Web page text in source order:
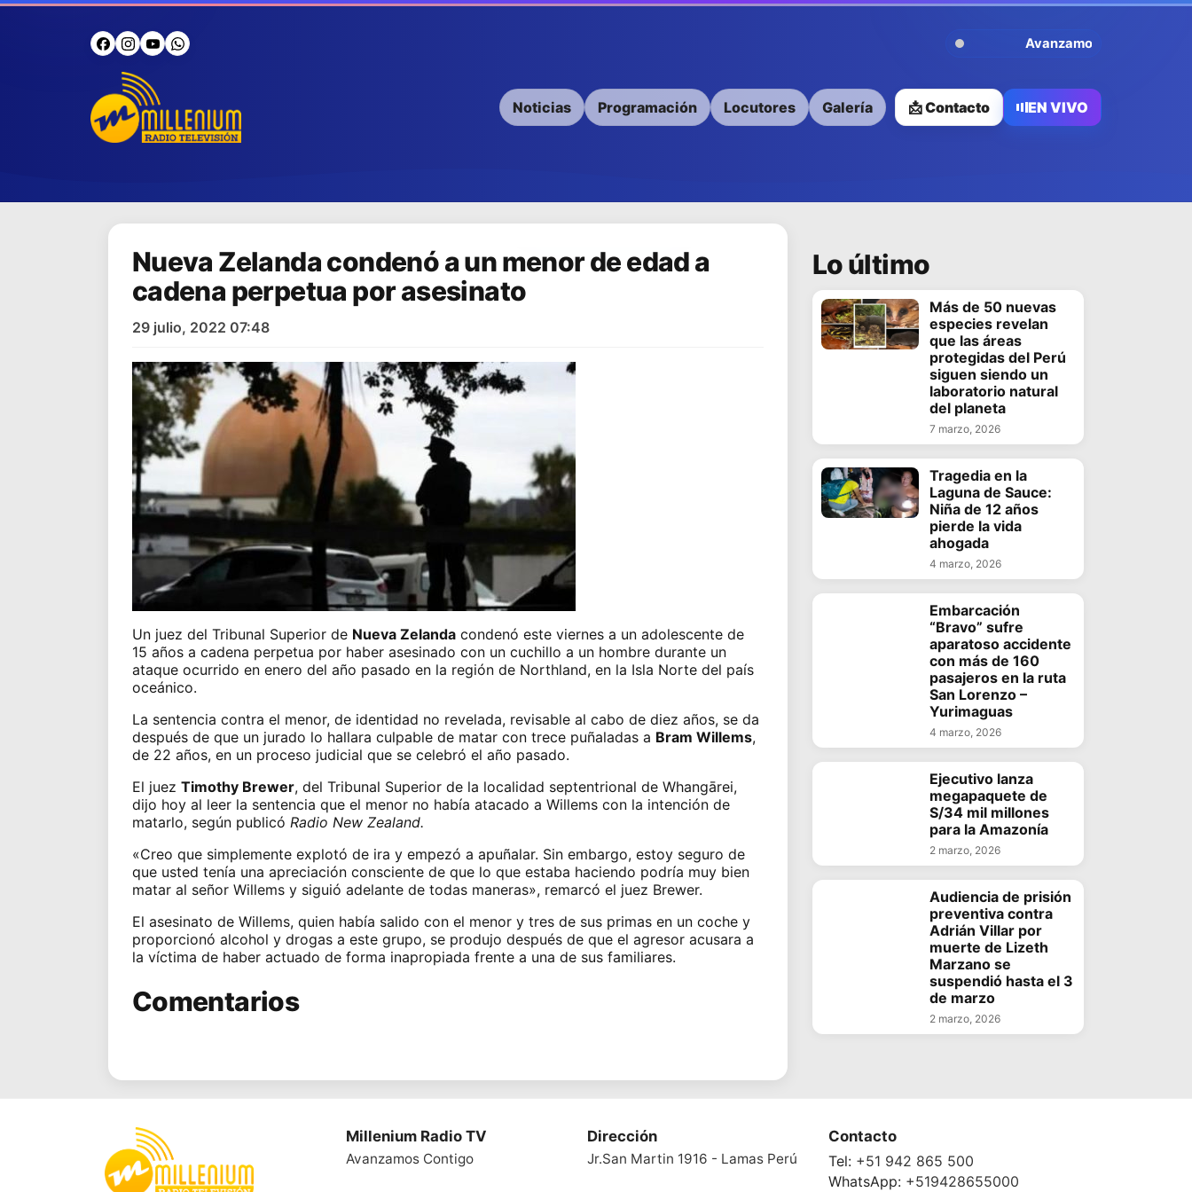
Avanzamos Contigo
Noticias Programación Locutores Galería 📩 Contacto EN VIVO
Nueva Zelanda condenó a un menor de edad a
cadena perpetua por asesinato
29 julio, 2022 07:48
Un juez del Tribunal Superior de Nueva Zelandacondenó este viernes a un adolescente de
15 años a cadena perpetua por haber asesinado con un cuchillo a un hombre durante un
ataque ocurrido en enero del año pasado en la región de Northland, en la Isla Norte del país
oceánico.
La sentencia contra el menor, de identidad no revelada, revisable al cabo de diez años, se da
después de que un jurado lo hallara culpable de matar con trece puñaladas a Bram Willems,
de 22 años, en un proceso judicial que se celebró el año pasado.
El juez Timothy Brewer, del Tribunal Superior de la localidad septentrional de Whangārei,
dijo hoy al leer la sentencia que el menor no había atacado a Willems con la intención de
matarlo, según publicó Radio New Zealand.
«Creo que simplemente explotó de ira y empezó a apuñalar. Sin embargo, estoy seguro de
que usted tenía una apreciación consciente de que lo que estaba haciendo podría muy bien
matar al señor Willems y siguió adelante de todas maneras», remarcó el juez Brewer.
El asesinato de Willems, quien había salido con el menor y tres de sus primas en un coche y
proporcionó alcohol y drogas a este grupo, se produjo después de que el agresor acusara a
la víctima de haber actuado de forma inapropiada frente a una de sus familiares.
Comentarios
Lo último
Más de 50 nuevas
especies revelan
que las áreas
protegidas del Perú
siguen siendo un
laboratorio natural
del planeta
7 marzo, 2026
Tragedia en la
Laguna de Sauce:
Niña de 12 años
pierde la vida
ahogada
4 marzo, 2026
Embarcación
“Bravo” sufre
aparatoso accidente
con más de 160
pasajeros en la ruta
San Lorenzo –
Yurimaguas
4 marzo, 2026
Ejecutivo lanza
megapaquete de
S/34 mil millones
para la Amazonía
2 marzo, 2026
Audiencia de prisión
preventiva contra
Adrián Villar por
muerte de Lizeth
Marzano se
suspendió hasta el 3
de marzo
2 marzo, 2026
Millenium Radio TV
Avanzamos Contigo
Dirección
Jr.San Martin 1916 - Lamas Perú
Contacto
Tel: +51 942 865 500
WhatsApp: +519428655000